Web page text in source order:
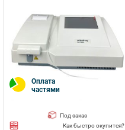
Оплата
частями
Под заказ
Как быстро окупится?